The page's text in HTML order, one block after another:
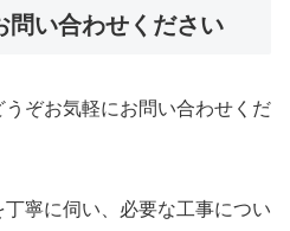
問い合わせください
ぞお気軽にお問い合わせくだ
寧に伺い、必要な工事につい